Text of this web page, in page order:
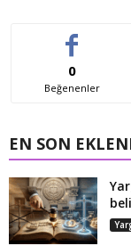
0
Beğenenler
EN SON